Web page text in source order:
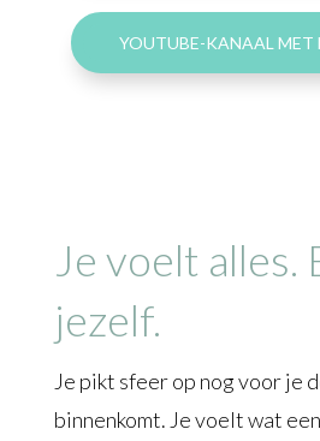
YOUTUBE-KANAAL MET
Je voelt alles.
jezelf.
Je pikt sfeer op nog voor je
binnenkomt. Je voelt wat